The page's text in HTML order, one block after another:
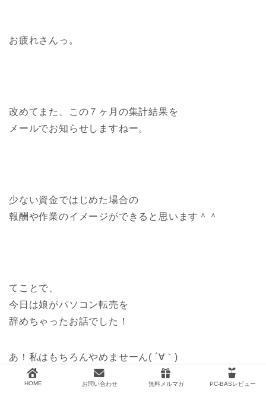
お疲れさんっ。
改めてまた、この７ヶ月の集計結果を
メールでお知らせしますねー。
少ない資金ではじめた場合の
報酬や作業のイメージができると思います＾＾
てことで、
今日は娘がパソコン転売を
辞めちゃったお話でした！
あ！私はもちろんやめませーん( ´∀｀)
HOME お問い合わせ 無料メルマガ PC-BASレビュー